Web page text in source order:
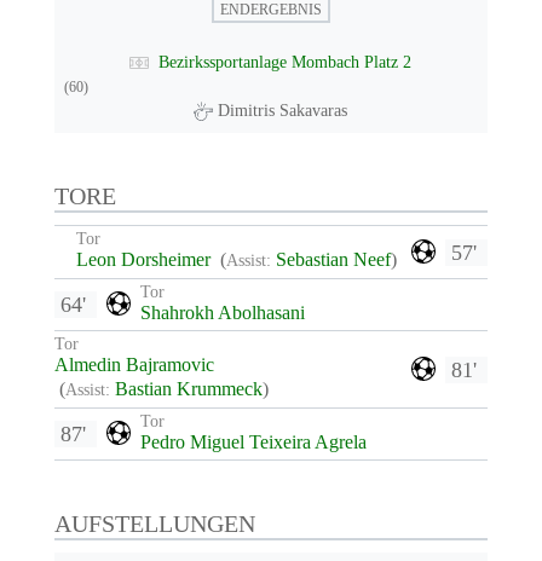
ENDERGEBNIS
Bezirkssportanlage Mombach Platz 2
(60)
Dimitris Sakavaras
TORE
57'
Tor
Leon Dorsheimer (Assist: Sebastian Neef)
Tor
Shahrokh Abolhasani
64'
81'
Tor
Almedin Bajramovic
(Assist: Bastian Krummeck)
Tor
Pedro Miguel Teixeira Agrela
87'
AUFSTELLUNGEN